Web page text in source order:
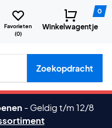
Favorieten
(0)
0
Winkelwagentje
etc.
Zoekopdracht
- Geldig t/m 12/8